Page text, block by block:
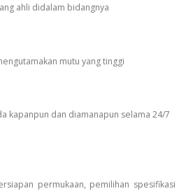
ahli didalam bidangnya
mutu yang tinggi
kapanpun dan diamanapun selama 24/7
permukaan, pemilihan spesifikasi